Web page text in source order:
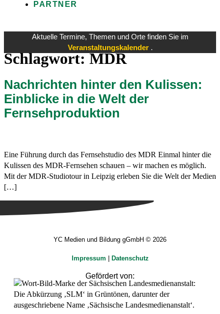
PARTNER
Aktuelle Termine, Themen und Orte finden Sie im
Veranstaltungskalender .
Schlagwort:MDR
Nachrichten hinter den Kulissen:
Einblicke in die Welt der
Fernsehproduktion
Eine Führung durch das Fernsehstudio des MDR Einmal hinter die
Kulissen des MDR-Fernsehen schauen – wir machen es möglich.
Mit der MDR-Studiotour in Leipzig erleben Sie die Welt der Medien
[…]
YC Medien und Bildung gGmbH © 2026
Impressum Datenschutz
Gefördert von: